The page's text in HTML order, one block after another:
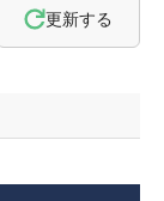
更新する